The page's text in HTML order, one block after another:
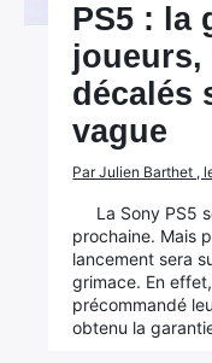
PS5 : la
joueurs,
décalés
vague
Par Julien Barthet ,
La Sony PS5
prochaine. Mais
lancement sera
grimace. En
précommandé
obtenu la